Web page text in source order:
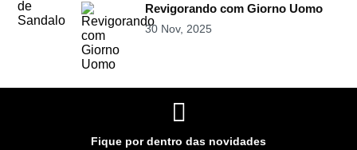
Revigorando com Giorno Uomo
30 Nov, 2025
Fique por dentro das novidades